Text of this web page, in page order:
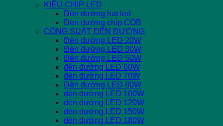
KIỂU CHIP LED
Đèn đường hạt led
Đèn đường chip COB
CÔNG SUẤT ĐÈN ĐƯỜNG
Đèn đường LED 20W
Đèn đường LED 30W
Đèn đường LED 50W
đèn đường LED 60W
đèn đường LED 70W
Đèn đường LED 80W
đèn đường LED 100W
đèn đường LED 120W
đèn đường LED 150W
đèn đường LED 180W